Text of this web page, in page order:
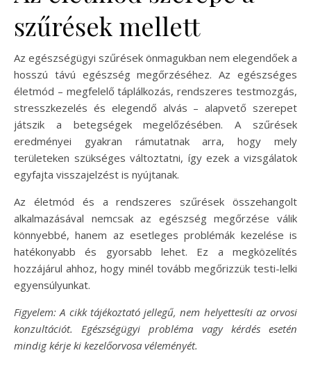
szűrések mellett
Az egészségügyi szűrések önmagukban nem elegendőek a
hosszú távú egészség megőrzéséhez. Az egészséges
életmód – megfelelő táplálkozás, rendszeres testmozgás,
stresszkezelés és elegendő alvás – alapvető szerepet
játszik a betegségek megelőzésében. A szűrések
eredményei gyakran rámutatnak arra, hogy mely
területeken szükséges változtatni, így ezek a vizsgálatok
egyfajta visszajelzést is nyújtanak.
Az életmód és a rendszeres szűrések összehangolt
alkalmazásával nemcsak az egészség megőrzése válik
könnyebbé, hanem az esetleges problémák kezelése is
hatékonyabb és gyorsabb lehet. Ez a megközelítés
hozzájárul ahhoz, hogy minél tovább megőrizzük testi-lelki
egyensúlyunkat.
Figyelem: A cikk tájékoztató jellegű, nem helyettesíti az orvosi
konzultációt. Egészségügyi probléma vagy kérdés esetén
mindig kérje ki kezelőorvosa véleményét.